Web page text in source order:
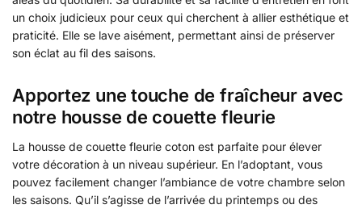
un choix judicieux pour ceux qui cherchent à allier esthétique et
praticité. Elle se lave aisément, permettant ainsi de préserver
son éclat au fil des saisons.
Apportez une touche de fraîcheur avec
notre housse de couette fleurie
La housse de couette fleurie coton est parfaite pour élever
votre décoration à un niveau supérieur. En l’adoptant, vous
pouvez facilement changer l’ambiance de votre chambre selon
les saisons. Qu’il s’agisse de l’arrivée du printemps ou des